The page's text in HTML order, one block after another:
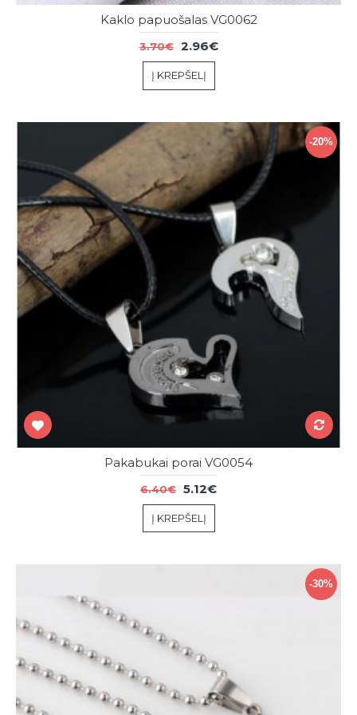
Kaklo papuošalas VG0062
3.70€ 2.96€
Į KREPŠELĮ
-20%
Pakabukai porai VG0054
6.40€ 5.12€
Į KREPŠELĮ
-30%